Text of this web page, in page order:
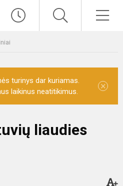
turinys dar kuriamas.
laikinus neatitikimus.
×
liaudies